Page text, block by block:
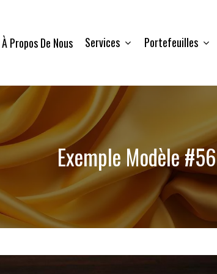
À Propos De Nous Services Portefeuilles
Exemple Modèle #56